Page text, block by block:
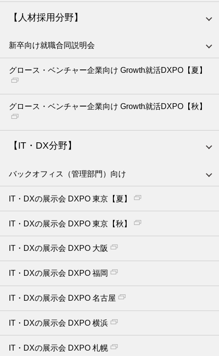
【人材採用分野】
新卒向け就職合同説明会
グロース・ベンチャー企業向け Growth就活DXPO【夏】
グロース・ベンチャー企業向け Growth就活DXPO【秋】
【IT・DX分野】
バックオフィス（管理部門）向け
IT・DXの展示会 DXPO 東京【夏】
IT・DXの展示会 DXPO 東京【秋】
IT・DXの展示会 DXPO 大阪
IT・DXの展示会 DXPO 福岡
IT・DXの展示会 DXPO 名古屋
IT・DXの展示会 DXPO 横浜
IT・DXの展示会 DXPO 札幌